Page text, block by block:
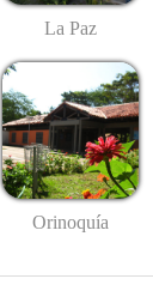
La Paz
Orinoquía